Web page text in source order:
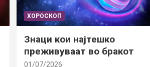
ХОРОСКОП
Знаци кои најтешко
преживуваат во бракот
01/07/2026